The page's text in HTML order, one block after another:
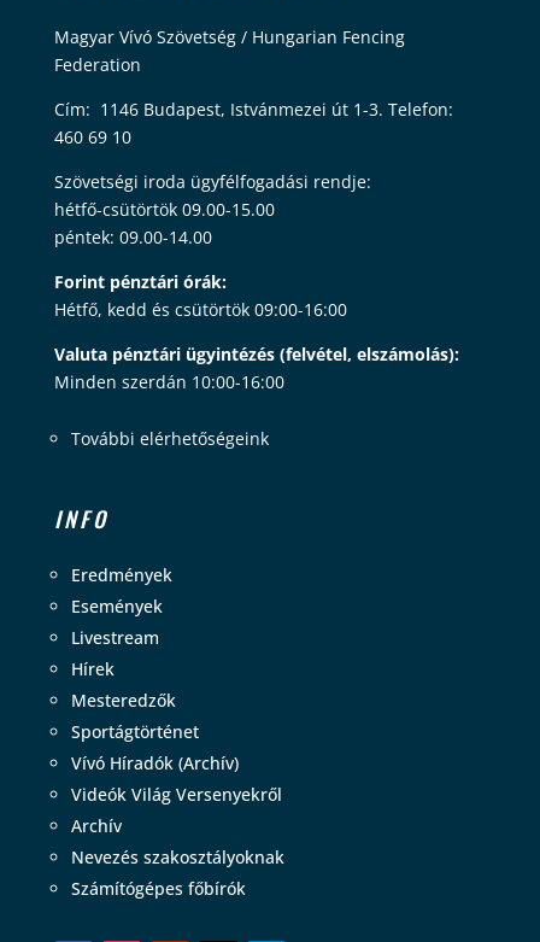
Magyar Vívó Szövetség / Hungarian Fencing
Federation
Cím: 1146 Budapest, Istvánmezei út 1-3. Telefon:
460 69 10
Szövetségi iroda ügyfélfogadási rendje:
hétfő-csütörtök 09.00-15.00
péntek: 09.00-14.00
Forint pénztári órák:
Hétfő, kedd és csütörtök 09:00-16:00
Valuta pénztári ügyintézés (felvétel, elszámolás):
Minden szerdán 10:00-16:00
További elérhetőségeink
INFO
Eredmények
Események
Livestream
Hírek
Mesteredzők
Sportágtörténet
Vívó Híradók (Archív)
Videók Világ Versenyekről
Archív
Nevezés szakosztályoknak
Számítógépes főbírók